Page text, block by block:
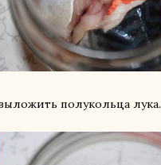
полукольца лука.